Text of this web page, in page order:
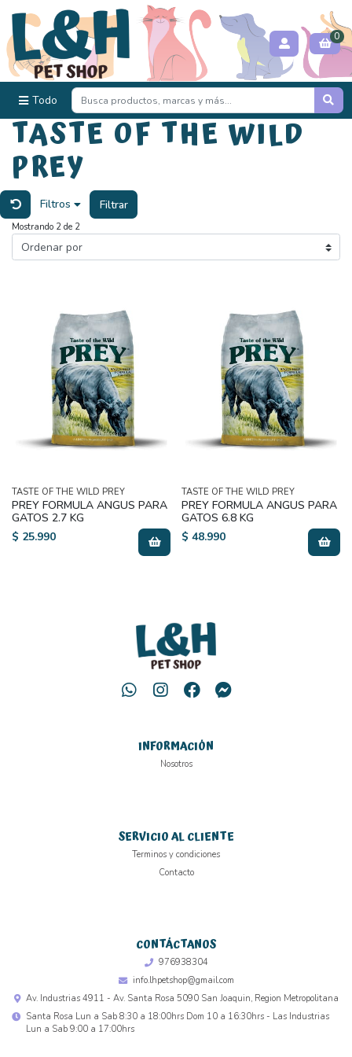
Todo
0
TASTE OF THE WILD
PREY
Filtros Filtrar
Mostrando 2 de 2
TASTE OF THE WILD PREY
PREY FORMULA ANGUS PARA
GATOS 2.7 KG
$ 25.990
TASTE OF THE WILD PREY
PREY FORMULA ANGUS PARA
GATOS 6.8 KG
$ 48.990
INFORMACIÓN
Nosotros
SERVICIO AL CLIENTE
Terminos y condiciones
Contacto
CONTÁCTANOS
976938304
info.lhpetshop@gmail.com
Av. Industrias 4911 - Av. Santa Rosa 5090 San Joaquin, Region Metropolitana
Santa Rosa Lun a Sab 8:30 a 18:00hrs Dom 10 a 16:30hrs - Las Industrias
Lun a Sab 9:00 a 17:00hrs